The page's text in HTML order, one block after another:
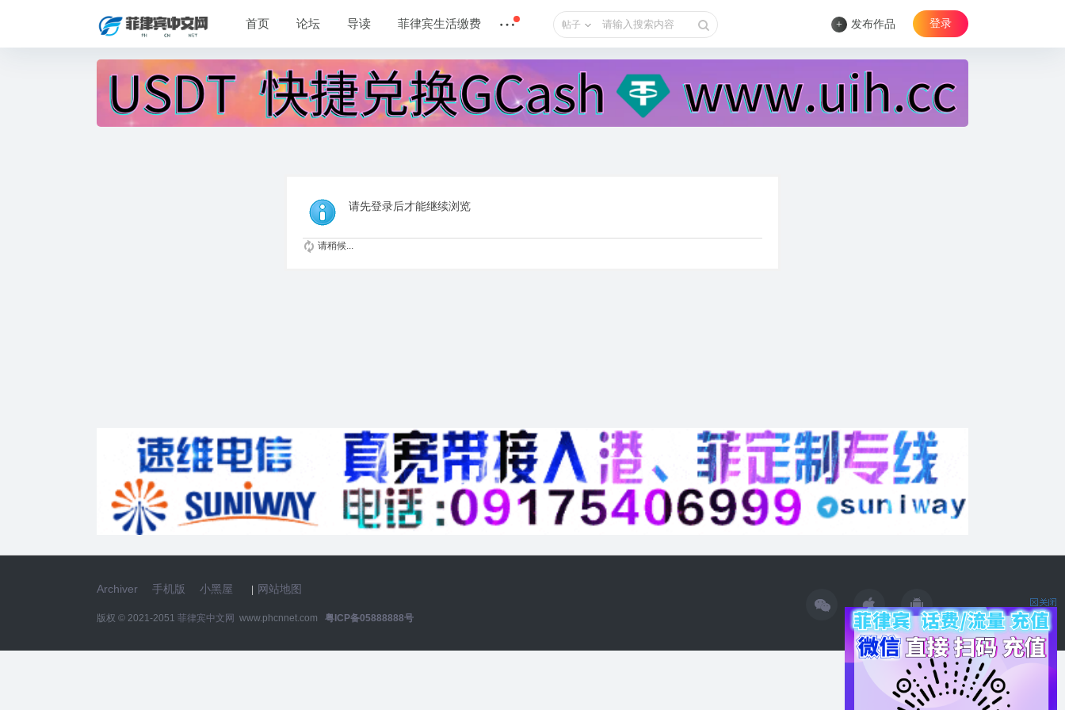
首页 论坛 导读 菲律宾生活缴费 帖子 + 发布作品 登录
请先登录后才能继续浏览
请稍候...
Archiver 手机版 小黑屋 网站地图
版权 © 2021-2051 菲律宾中文网 www.phcnnet.com 粤ICP备05888888号